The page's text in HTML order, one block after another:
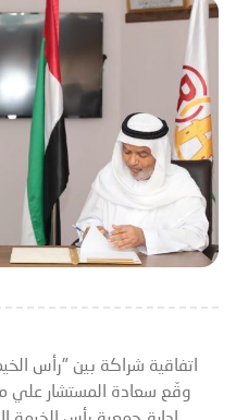
اتفاقية شراكة بين "رأس
وقّع سعادة المستشار